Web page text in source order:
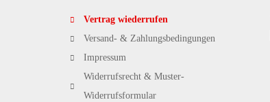
Vertrag wiederrufen
Versand- & Zahlungsbedingungen
Impressum
Widerrufsrecht & Muster-
Widerrufsformular